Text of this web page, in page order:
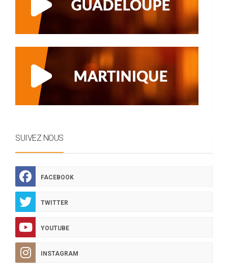
SUIVEZ NOUS
FACEBOOK
TWITTER
YOUTUBE
INSTAGRAM